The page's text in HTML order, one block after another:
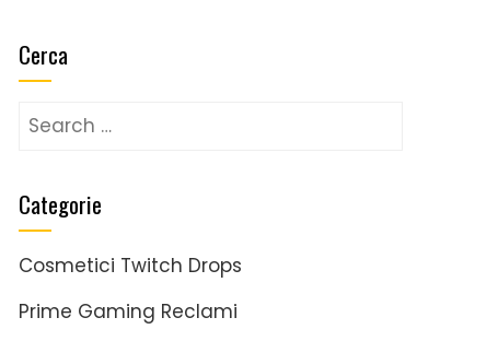
Cerca
Search
Categorie
Cosmetici Twitch Drops
Prime Gaming Reclami